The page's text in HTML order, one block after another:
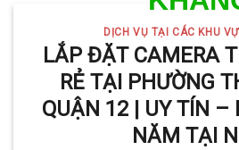
DỊCH VỤ TẠI CÁC KHU
LẮP ĐẶT CAMERA
RẺ TẠI PHƯỜNG
QUẬN 12 | UY TÍN –
NĂM TẠI